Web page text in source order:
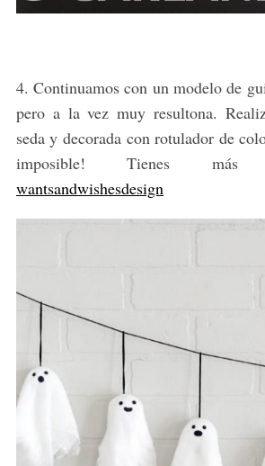
4. Continuamos con un modelo de
pero a la vez muy resultona.
seda y decorada con rotulador de
imposible! Tienes
wantsandwishesdesign